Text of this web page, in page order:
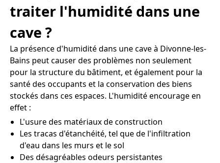
traiter l'humidité dans une
cave ?
La présence d'humidité dans une cave à Divonne-les-
Bains peut causer des problèmes non seulement
pour la structure du bâtiment, et également pour la
santé des occupants et la conservation des biens
stockés dans ces espaces. L'humidité encourage en
effet :
L'usure des matériaux de construction
Les tracas d'étanchéité, tel que de l'infiltration
d'eau dans les murs et le sol
Des désagréables odeurs persistantes